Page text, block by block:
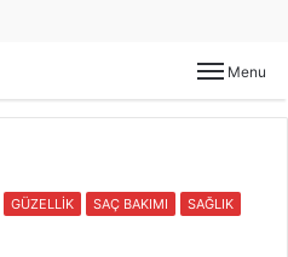
Menu
GÜZELLİK SAÇ BAKIMI
SAĞLIK